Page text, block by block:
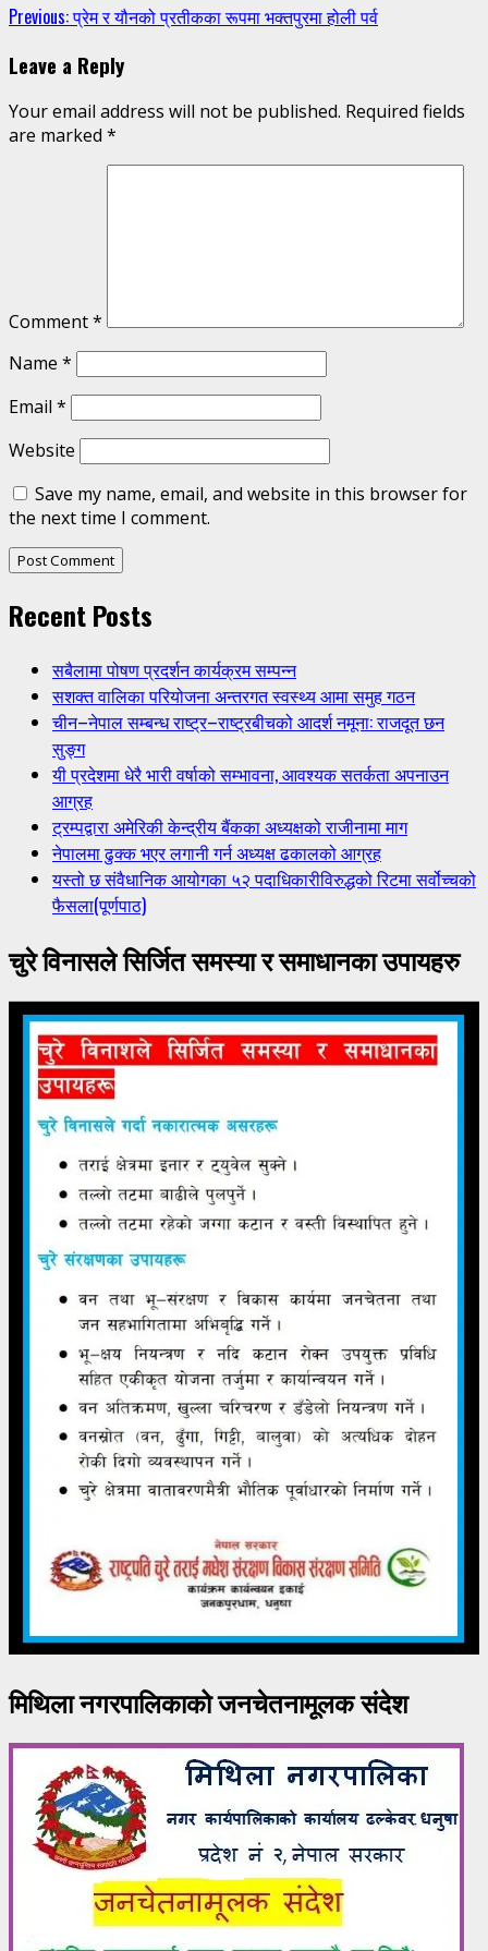
Continue
Reading
Previous:प्रेम र यौनको प्रतीकका रूपमा भक्तपुरमा होली पर्व
Leave a Reply
Your email address will not be published. Required fields
are marked *
Comment*
Name *
Email *
Website
Save my name, email, and website in this browser for
the next time I comment.
Recent Posts
सबैलामा पोषण प्रदर्शन कार्यक्रम सम्पन्न
सशक्त वालिका परियोजना अन्तरगत स्वस्थ्य आमा समुह गठन
चीन–नेपाल सम्बन्ध राष्ट्र–राष्ट्रबीचको आदर्श नमूना: राजदूत छन
सुङ्ग
यी प्रदेशमा धेरै भारी वर्षाको सम्भावना, आवश्यक सतर्कता अपनाउन
आग्रह
ट्रम्पद्वारा अमेरिकी केन्द्रीय बैंकका अध्यक्षको राजीनामा माग
नेपालमा ढुक्क भएर लगानी गर्न अध्यक्ष ढकालको आग्रह
यस्तो छ संवैधानिक आयोगका ५२ पदाधिकारीविरुद्धको रिटमा सर्वोच्चको
फैसला(पूर्णपाठ)
चुरे विनासले सिर्जित समस्या र समाधानका उपायहरु
मिथिला नगरपालिकाको जनचेतनामूलक संदेश